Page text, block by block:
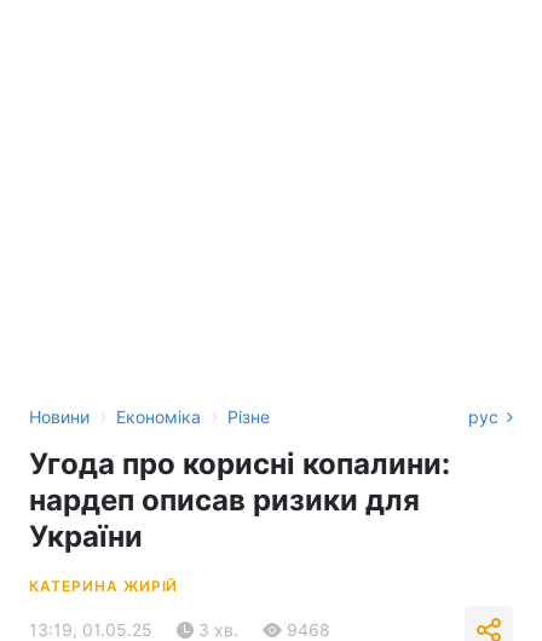
Новини › Економіка › Різне рус
Угода про корисні копалини:
нардеп описав ризики для
України
КАТЕРИНА ЖИРІЙ
13:19, 01.05.25 3 хв. 9468